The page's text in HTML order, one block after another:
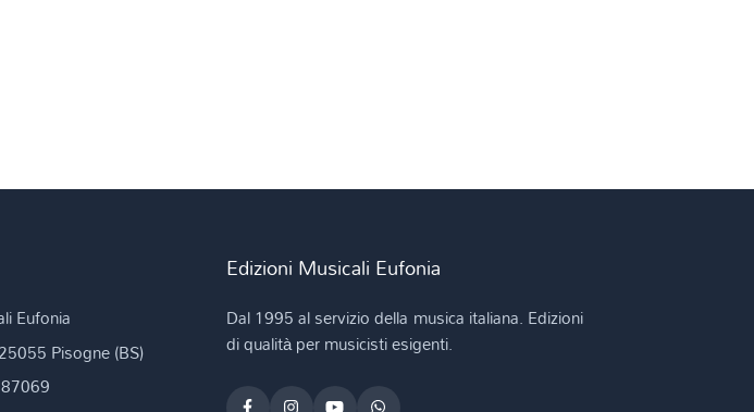
Eufonia
Pisogne (BS)
Edizioni Musicali Eufonia
Dal 1995 al servizio della musica italiana. Edizioni
di qualità per musicisti esigenti.